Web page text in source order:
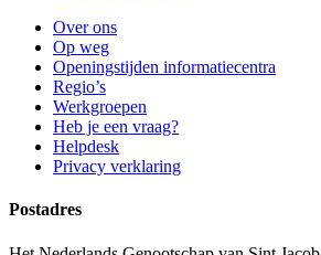
Over ons
Op weg
Openingstijden informatiecentra
Regio’s
Werkgroepen
Heb je een vraag?
Helpdesk
Privacy verklaring
Postadres